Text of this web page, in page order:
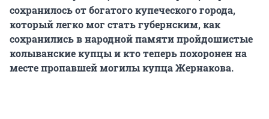
сохранилось от богатого купеческого города,
который легко мог стать губернским, как
сохранились в народной памяти пройдошистые
колыванские купцы и кто теперь похоронен на
месте пропавшей могилы купца Жернакова.